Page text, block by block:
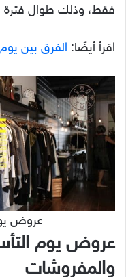
فقط، وذلك طوال فترة
اقرأ أيضًا: الفرق بين
عروض
والمفروشات